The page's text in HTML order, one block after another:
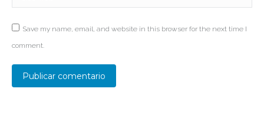
Save my name, email, and website in this browser for the next time I
comment.
Publicar comentario